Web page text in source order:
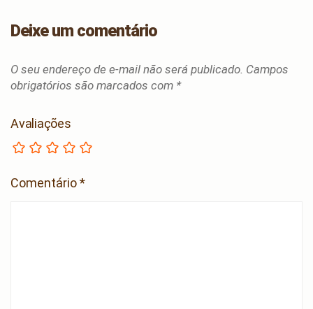
Deixe um comentário
O seu endereço de e-mail não será publicado. Campos
obrigatórios são marcados com *
Avaliações
Comentário*